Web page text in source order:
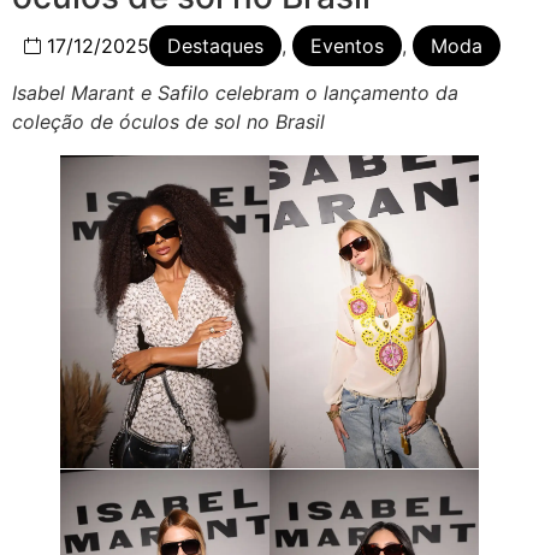
17/12/2025 Destaques , Eventos ,
Moda
Isabel Marant e Safilo celebram o lançamento da
coleção de óculos de sol no Brasil